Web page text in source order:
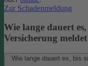
Zur Schadenmeldung
Wie lange dauert
Versicherung
Wie lange dauert es, bis